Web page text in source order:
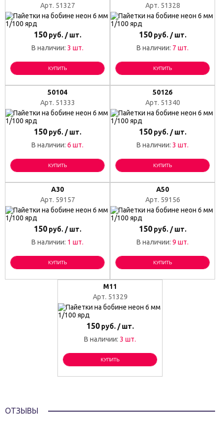
Арт. 51327
150руб. / шт.
В наличии: 3 шт.
КУПИТЬ
Арт. 51328
150руб. / шт.
В наличии: 7 шт.
КУПИТЬ
50104
Арт. 51333
150руб. / шт.
В наличии: 6 шт.
КУПИТЬ
50126
Арт. 51340
150руб. / шт.
В наличии: 3 шт.
КУПИТЬ
A30
Арт. 59157
150руб. / шт.
В наличии: 1 шт.
КУПИТЬ
A50
Арт. 59156
150руб. / шт.
В наличии: 9 шт.
КУПИТЬ
M11
Арт. 51329
150руб. / шт.
В наличии: 3 шт.
КУПИТЬ
ОТЗЫВЫ